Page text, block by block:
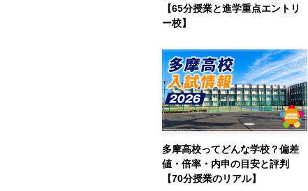
【65分授業と進学重点エントリ
ー校】
多摩高校ってどんな学校？偏差
値・倍率・内申の目安と評判
【70分授業のリアル】